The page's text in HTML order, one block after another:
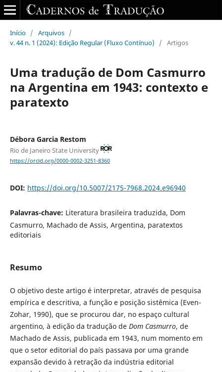
Início / Arquivos /
v. 44 n. 1 (2024): Edição Regular (Fluxo Contínuo)
/ Artigos
Uma tradução de Dom Casmurro
na Argentina em 1943: contexto e
paratexto
Débora Garcia Restom
Rio de Janeiro State University
https://orcid.org/0000-0002-3251-8360
DOI: https://doi.org/10.5007/2175-7968.2024.e96940
Palavras-chave: Literatura brasileira traduzida, Dom
Casmurro, Machado de Assis, Argentina, paratextos
editoriais
Resumo
O objetivo deste artigo é interpretar, através de pesquisa
empírica e descritiva, a função e posição sistêmica (Even-
Zohar, 1990), que se procurou dar, no espaço cultural
argentino, à edição da tradução de Dom Casmurro, de
Machado de Assis, publicada em 1943, num momento em
que o setor editorial do país passava por uma grande
expansão devido à retração da indústria editorial